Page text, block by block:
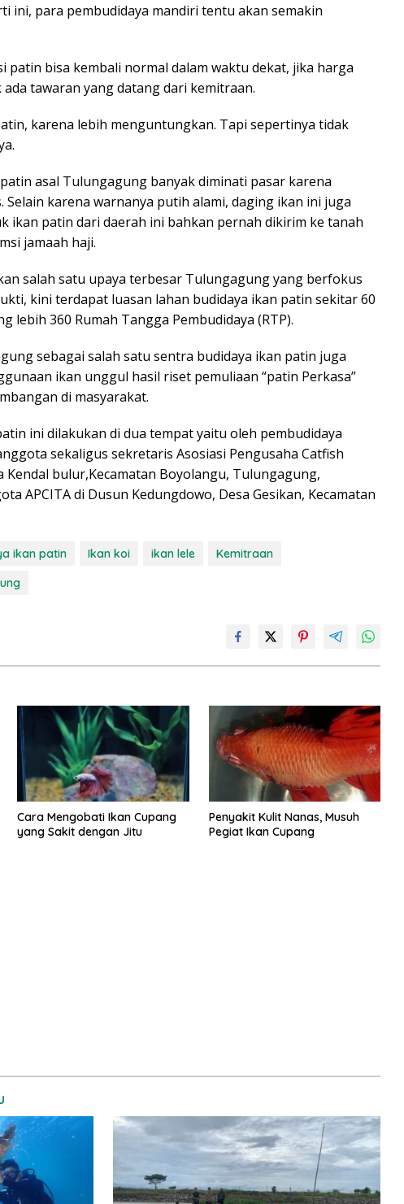
ini, para pembudidaya mandiri tentu akan semakin
patin bisa kembali normal dalam waktu dekat, jika harga
tawaran yang datang dari kemitraan.
karena lebih menguntungkan. Tapi sepertinya tidak
asal Tulungagung banyak diminati pasar karena
Selain karena warnanya putih alami, daging ikan ini juga
ikan patin dari daerah ini bahkan pernah dikirim ke tanah
jamaah haji.
salah satu upaya terbesar Tulungagung yang berfokus
kini terdapat luasan lahan budidaya ikan patin sekitar 60
lebih 360 Rumah Tangga Pembudidaya (RTP).
sebagai salah satu sentra budidaya ikan patin juga
ikan unggul hasil riset pemuliaan “patin Perkasa”
di masyarakat.
ini dilakukan di dua tempat yaitu oleh pembudidaya
sekaligus sekretaris Asosiasi Pengusaha Catfish
Kendal bulur,Kecamatan Boyolangu, Tulungagung,
APCITA di Dusun Kedungdowo, Desa Gesikan, Kecamatan
ikan patin Ikan koi ikan lele
Kemitraan
Cara Mengobati Ikan Cupang
yang Sakit dengan Jitu
Penyakit Kulit Nanas, Musuh
Pegiat Ikan Cupang